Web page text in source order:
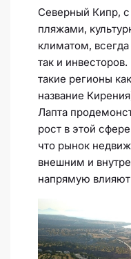
Северный Кипр,
пляжами,
климатом, всегда
так и
такие регионы
название
Лапта
рост в этой
что рынок
внешним и
напрямую